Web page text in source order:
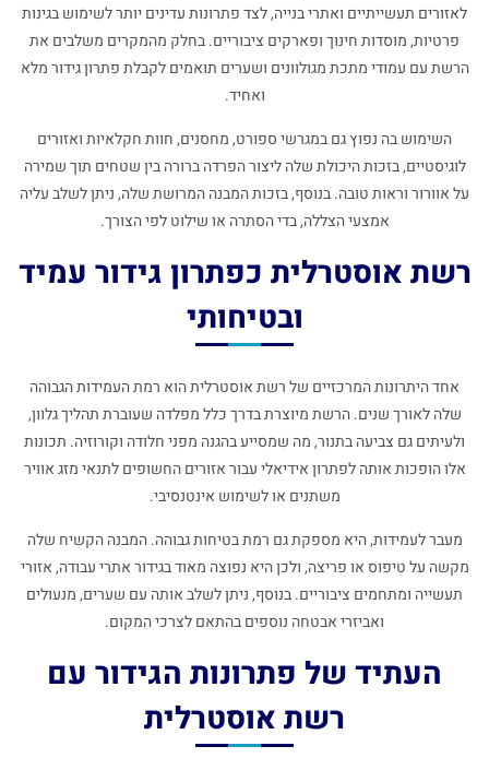
לאזורים תעשייתיים ואתרי בנייה, לצד פתרונות עדינים יותר לשימוש בגינות
פרטיות, מוסדות חינוך ופארקים ציבוריים. בחלק מהמקרים משלבים את
הרשת עם עמודי מתכת מגולוונים ושערים תואמים לקבלת פתרון גידור מלא
ואחיד.
השימוש בה נפוץ גם במגרשי ספורט, מחסנים, חוות חקלאיות ואזורים
לוגיסטיים, בזכות היכולת שלה ליצור הפרדה ברורה בין שטחים תוך שמירה
על אוורור וראות טובה. בנוסף, בזכות המבנה המרושת שלה, ניתן לשלב עליה
אמצעי הצללה, בדי הסתרה או שילוט לפי הצורך.
רשת אוסטרלית כפתרון גידור עמיד
ובטיחותי
אחד היתרונות המרכזיים של רשת אוסטרלית הוא רמת העמידות הגבוהה
שלה לאורך שנים. הרשת מיוצרת בדרך כלל מפלדה שעוברת תהליך גלוון,
ולעיתים גם צביעה בתנור, מה שמסייע בהגנה מפני חלודה וקורוזיה. תכונות
אלו הופכות אותה לפתרון אידיאלי עבור אזורים החשופים לתנאי מזג אוויר
משתנים או לשימוש אינטנסיבי.
מעבר לעמידות, היא מספקת גם רמת בטיחות גבוהה. המבנה הקשיח שלה
מקשה על טיפוס או פריצה, ולכן היא נפוצה מאוד בגידור אתרי עבודה, אזורי
תעשייה ומתחמים ציבוריים. בנוסף, ניתן לשלב אותה עם שערים, מנעולים
ואביזרי אבטחה נוספים בהתאם לצרכי המקום.
העתיד של פתרונות הגידור עם
רשת אוסטרלית